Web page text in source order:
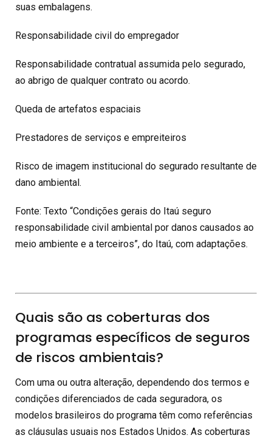
suas embalagens.
Responsabilidade civil do empregador
Responsabilidade contratual assumida pelo segurado,
ao abrigo de qualquer contrato ou acordo.
Queda de artefatos espaciais
Prestadores de serviços e empreiteiros
Risco de imagem institucional do segurado resultante de
dano ambiental.
Fonte: Texto “Condições gerais do Itaú seguro
responsabilidade civil ambiental por danos causados ao
meio ambiente e a terceiros”, do Itaú, com adaptações.
Quais são as coberturas dos
programas específicos de seguros
de riscos ambientais?
Com uma ou outra alteração, dependendo dos termos e
condições diferenciados de cada seguradora, os
modelos brasileiros do programa têm como referências
as cláusulas usuais nos Estados Unidos. As coberturas